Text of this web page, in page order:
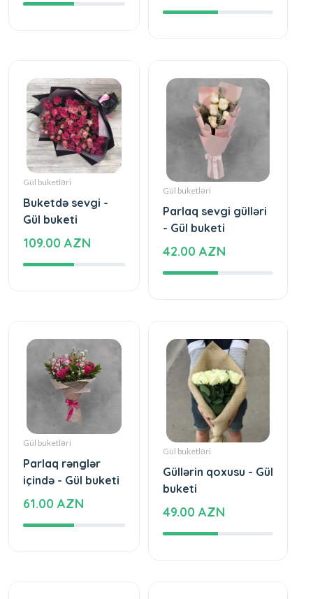
Gül buketləri
Buketdə sevgi -
Gül buketi
109.00 AZN
Gül buketləri
Parlaq sevgi gülləri
- Gül buketi
42.00 AZN
Gül buketləri
Parlaq rənglər
içində - Gül buketi
61.00 AZN
Gül buketləri
Güllərin qoxusu - Gül
buketi
49.00 AZN